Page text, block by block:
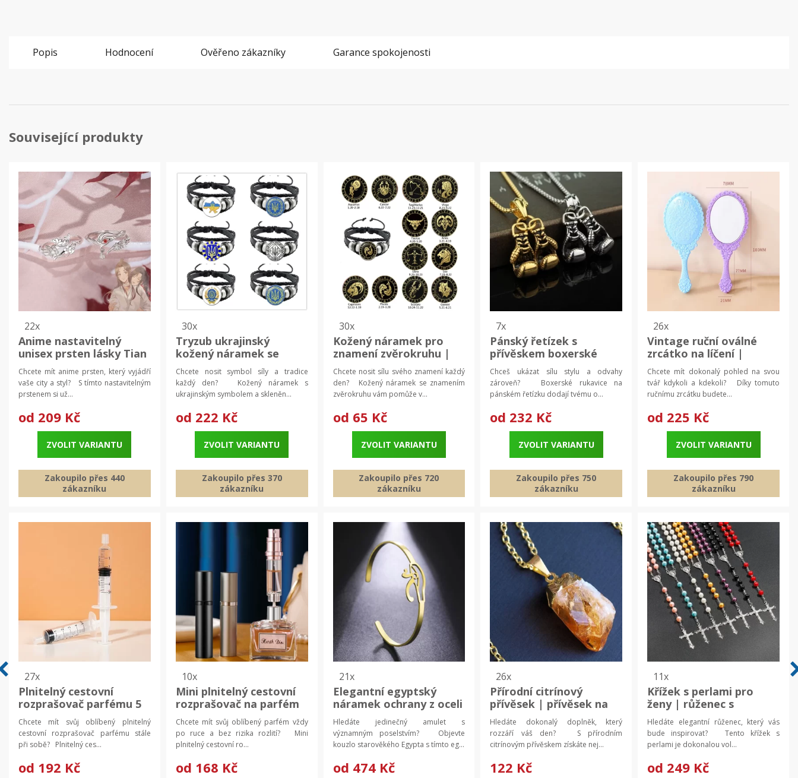
Popis Hodnocení Ověřeno zákazníky Garance spokojenosti
Související produkty
22x
Anime nastavitelný
unisex prsten lásky Tian
Guan Ci Fu | šperky
Chcete mít anime prsten, který vyjádří
vaše city a styl? S tímto nastavitelným
prstenem si už...
od 209 Kč
ZVOLIT VARIANTU
Zakoupilo přes 440
zákazníku
30x
Tryzub ukrajinský
kožený náramek se
skleněným kabošonem |
kožený náramek, pánský
náramek
Chcete nosit symbol síly a tradice
každý den? Kožený náramek s
ukrajinským symbolem a skleněn...
od 222 Kč
ZVOLIT VARIANTU
Zakoupilo přes 370
zákazníku
30x
Kožený náramek pro
znamení zvěrokruhu |
černý náramek,
zvěrokruh šperk
Chcete nosit sílu svého znamení každý
den? Kožený náramek se znamením
zvěrokruhu vám pomůže v...
od 65 Kč
ZVOLIT VARIANTU
Zakoupilo přes 720
zákazníku
7x
Pánský řetízek s
přívěskem boxerské
rukavice | přívěsek na
krk, šperk pro muže
Chceš ukázat sílu stylu a odvahy
zároveň? Boxerské rukavice na
pánském řetízku dodají tvému o...
od 232 Kč
ZVOLIT VARIANTU
Zakoupilo přes 750
zákazníku
26x
Vintage ruční oválné
zrcátko na líčení |
kosmetické doplňky
Chcete mít dokonalý pohled na svou
tvář kdykoli a kdekoli? Díky tomuto
ručnímu zrcátku budete...
od 225 Kč
ZVOLIT VARIANTU
Zakoupilo přes 790
zákazníku
27x
Plnitelný cestovní
rozprašovač parfému 5
ml | parfémová lahvička
Chcete mít svůj oblíbený plnitelný
cestovní rozprašovač parfému stále
při sobě? Plnitelný ces...
od 192 Kč
10x
Mini plnitelný cestovní
rozprašovač na parfém
5 ml | lahvička, flakon
Chcete mít svůj oblíbený parfém vždy
po ruce a bez rizika rozlití? Mini
plnitelný cestovní ro...
od 168 Kč
21x
Elegantní egyptský
náramek ochrany z oceli
| dámský náramek,
amulet ochrany
Hledáte jedinečný amulet s
významným poselstvím? Objevte
kouzlo starověkého Egypta s tímto eg...
od 474 Kč
26x
Přírodní citrínový
přívěsek | přívěsek na
krk, krystalový šperk
Hledáte dokonalý doplněk, který
rozzáří váš den? S přírodním
citrínovým přívěskem získáte nej...
122 Kč
11x
Křížek s perlami pro
ženy | růženec s
perlami, módní přívěsek
Hledáte elegantní růženec, který vás
bude inspirovat? Tento křížek s
perlami je dokonalou vol...
od 249 Kč